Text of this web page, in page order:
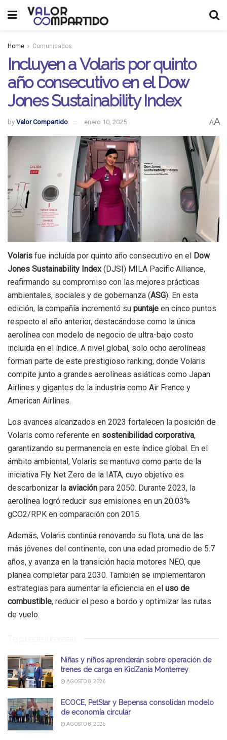
Home Comunicados
Incluyen a Volaris por quinto
año consecutivo en el Dow
Jones Sustainability Index
by Valor Compartido enero 10, 2025 AA
Volaris fue incluída por quinto año consecutivo en el Dow
Jones Sustainability Index(DJSI) MILA Pacific Alliance,
reafirmando su compromiso con las mejores prácticas
ambientales, sociales y de gobernanza (ASG). En esta
edición, la compañía incrementó su puntaje en cinco puntos
respecto al año anterior, destacándose como la única
aerolínea con modelo de negocio de ultra-bajo costo
incluida en el índice. A nivel global, solo ocho aerolíneas
forman parte de este prestigioso ranking, donde Volaris
compite junto a grandes aerolíneas asiáticas como Japan
Airlines y gigantes de la industria como Air France y
American Airlines.
Los avances alcanzados en 2023 fortalecen la posición de
Volaris como referente en sostenibilidad corporativa,
garantizando su permanencia en este índice global. En el
ámbito ambiental, Volaris se mantuvo como parte de la
iniciativa Fly Net Zero de la IATA, cuyo objetivo es
descarbonizar la aviación para 2050. Durante 2023, la
aerolínea logró reducir sus emisiones en un 20.03%
gCO2/RPK en comparación con 2015.
Además, Volaris continúa renovando su flota, una de las
más jóvenes del continente, con una edad promedio de 5.7
años, y avanza en la transición hacia motores NEO, que
planea completar para 2030. También se implementaron
estrategias para aumentar la eficiencia en el uso de
combustible, reducir el peso a bordo y optimizar las rutas
de vuelo.
Te puede interesar
Niñas y niños aprenderán sobre operación de
trenes de carga en KidZania Monterrey
AGOSTO 8, 2026
ECOCE, PetStar y Bepensa consolidan modelo
de economía circular
AGOSTO 8, 2026